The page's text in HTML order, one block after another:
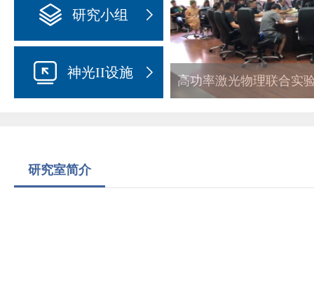
研究小组
神光II设施
高功率激光物理联合实
研究室简介